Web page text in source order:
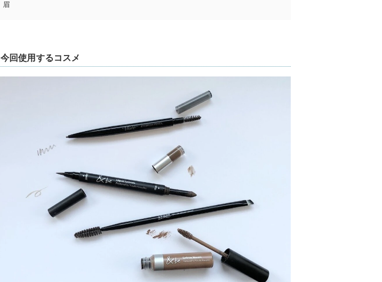
眉
今回使用するコスメ